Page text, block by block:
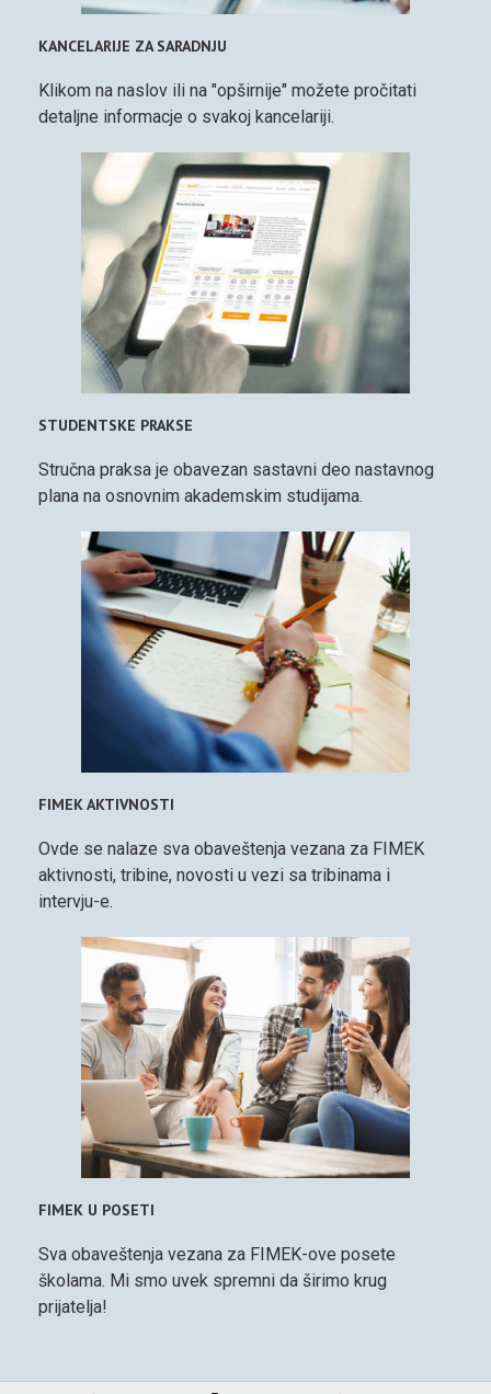
KANCELARIJE ZA SARADNJU
Klikom na naslov ili na "opširnije" možete pročitati
detaljne informacje o svakoj kancelariji.
STUDENTSKE PRAKSE
Stručna praksa je obavezan sastavni deo nastavnog
plana na osnovnim akademskim studijama.
FIMEK AKTIVNOSTI
Ovde se nalaze sva obaveštenja vezana za FIMEK
aktivnosti, tribine, novosti u vezi sa tribinama i
intervju-e.
FIMEK U POSETI
Sva obaveštenja vezana za FIMEK-ove posete
školama. Mi smo uvek spremni da širimo krug
prijatelja!